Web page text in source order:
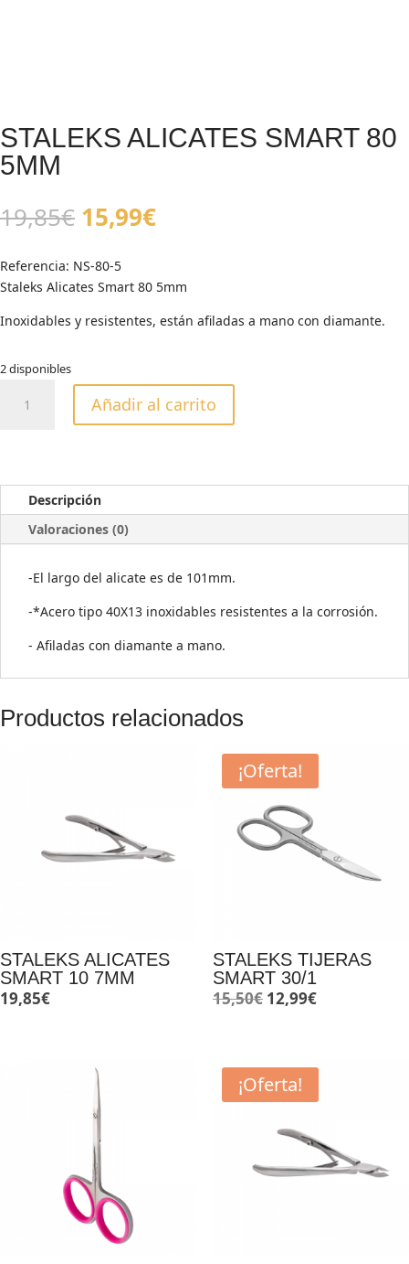
STALEKS ALICATES SMART 80
5MM
19,85€ El
precio
original
era:
19,85€.
15,99€El
es:
15,99€.
Referencia: NS-80-5
Staleks Alicates Smart 80 5mm
Inoxidables y resistentes, están afiladas a mano con diamante.
2 disponibles
ALICATES
cantidad
Añadir al carrito
Descripción
Valoraciones (0)
-El largo del alicate es de 101mm.
-*Acero tipo 40X13 inoxidables resistentes a la corrosión.
- Afiladas con diamante a mano.
Productos relacionados
STALEKS ALICATES
SMART 10 7MM
19,85€
¡Oferta!
STALEKS TIJERAS
SMART 30/1
15,50€ El
era:
15,50€.
12,99€El
es:
¡Oferta!